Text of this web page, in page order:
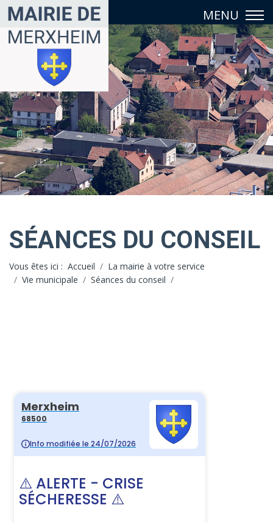
SÉANCES DU CONSEIL
Vous êtes ici : Accueil
La mairie à votre service
Vie municipale
Séances du conseil